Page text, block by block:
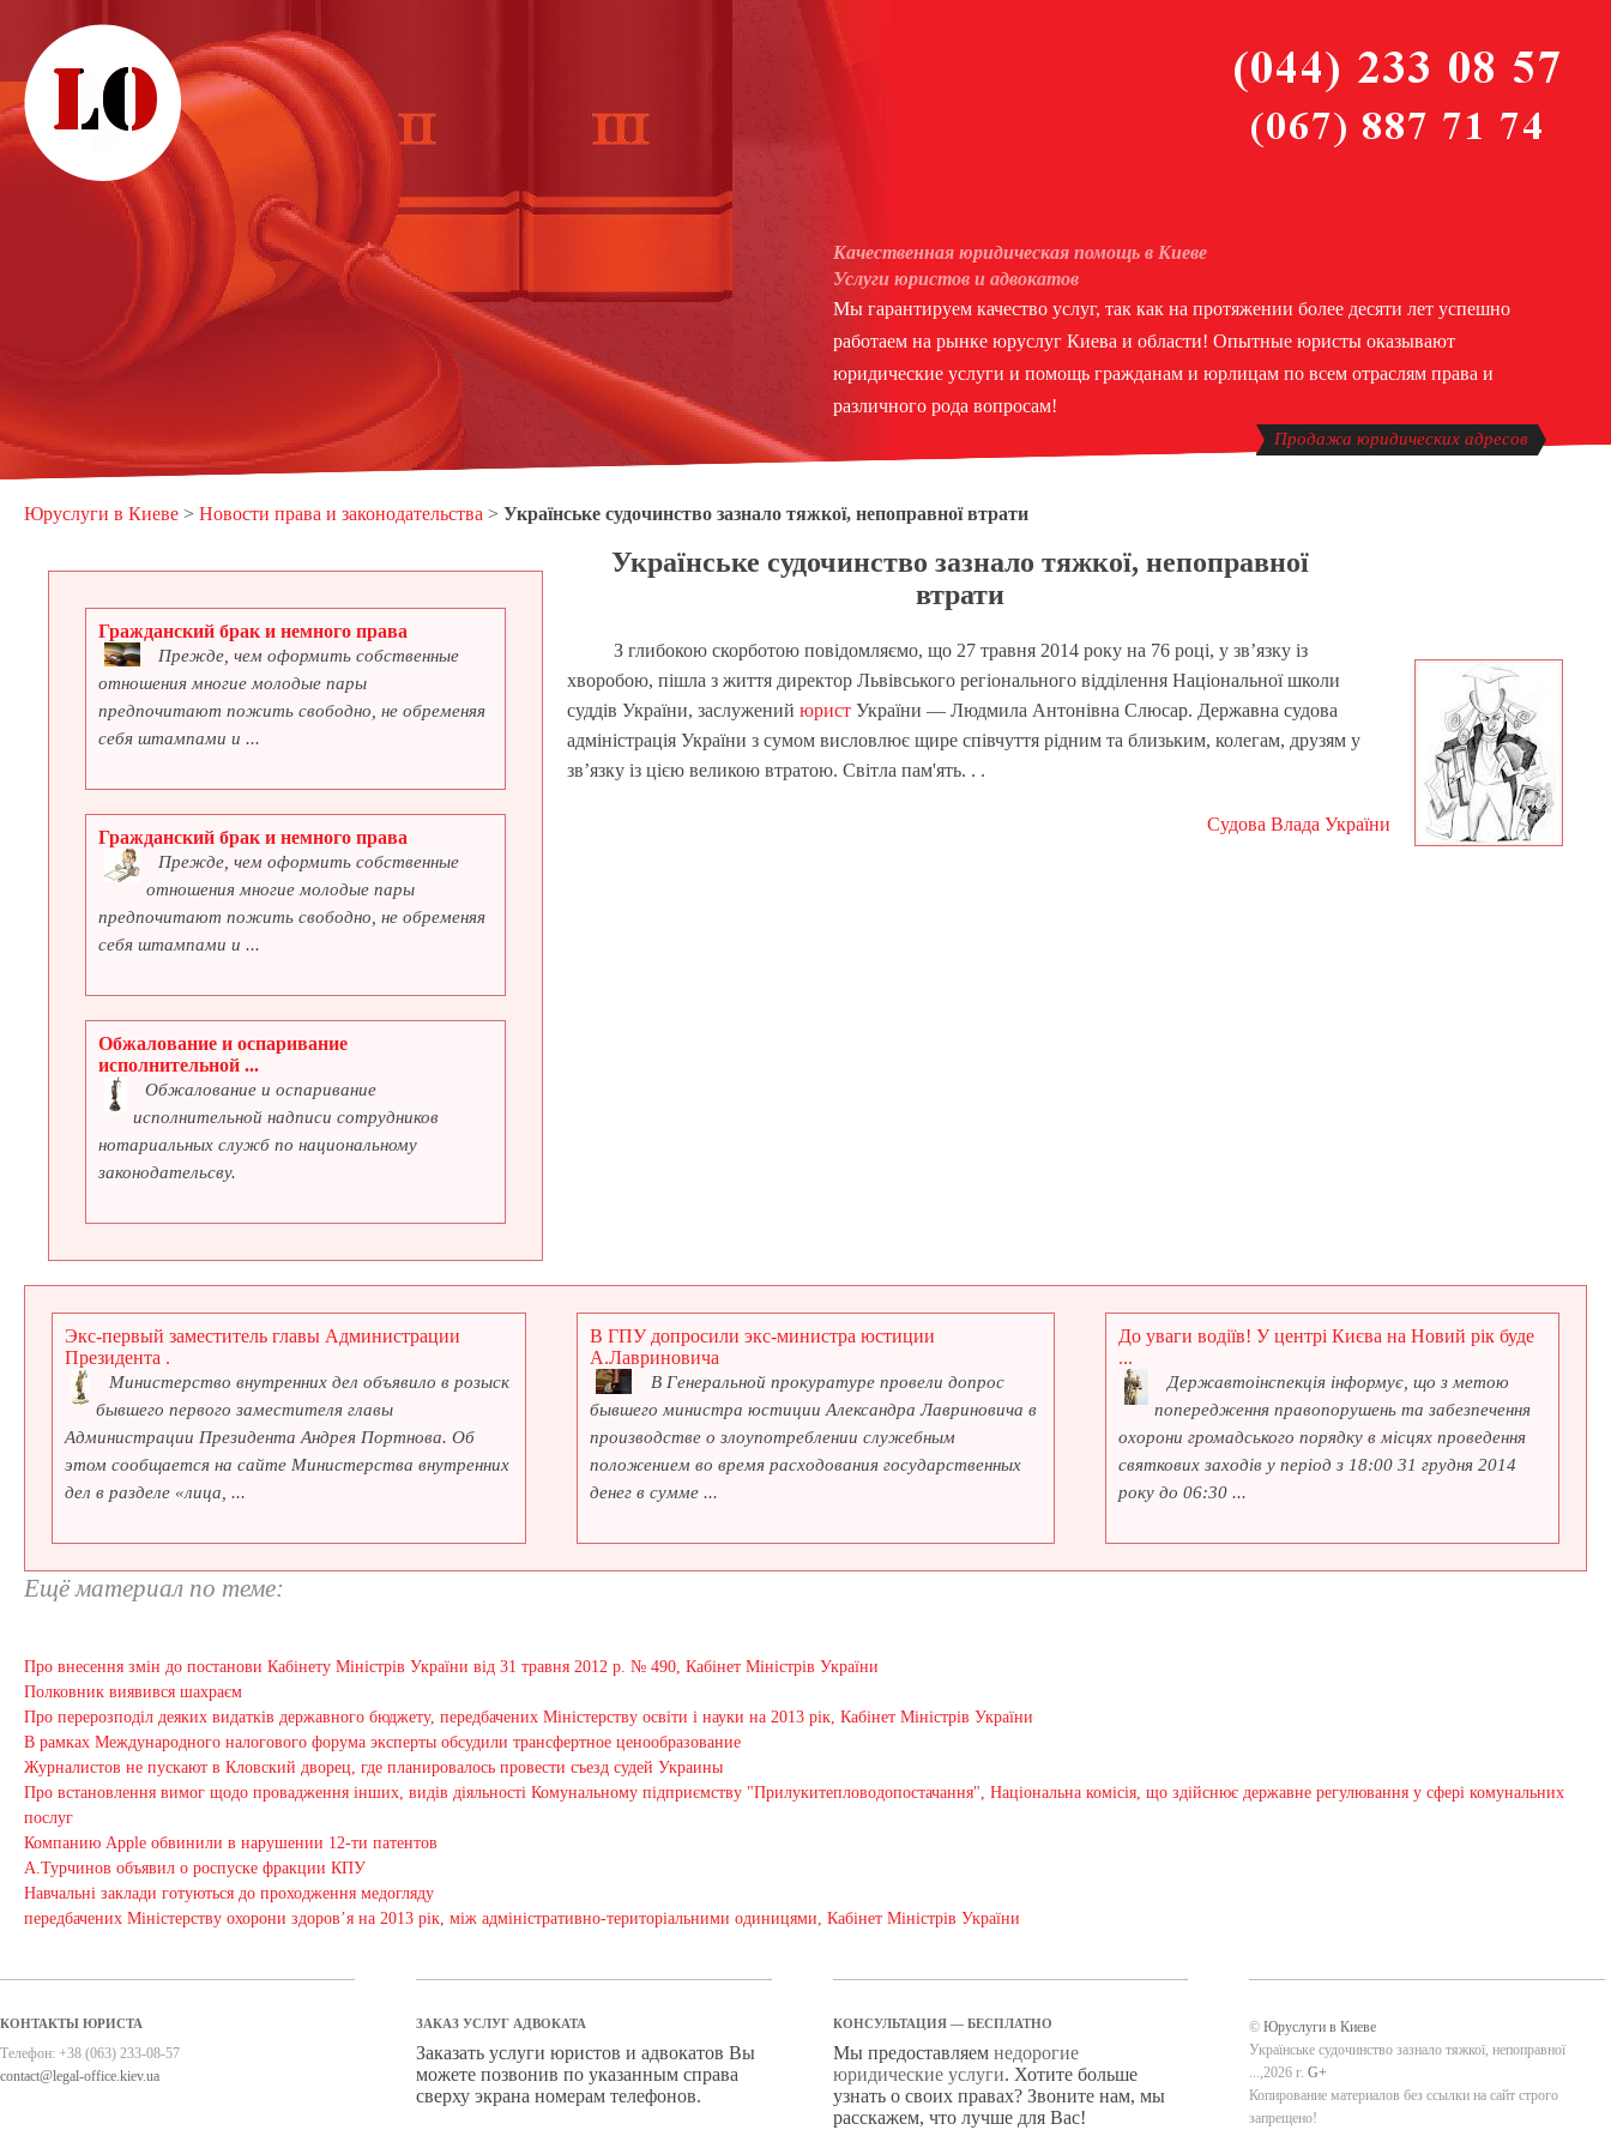
Качественная юридическая помощь в Киеве
Услуги юристов и адвокатов
Мы гарантируем качество услуг, так как на протяжении более десяти лет успешно
работаем на рынке юруслуг Киева и области! Опытные юристы оказывают
юридические услуги и помощь гражданам и юрлицам по всем отраслям права и
различного рода вопросам!
Продажа юридических адресов
Юруслуги в Киеве > Новости права и законодательства > Українське судочинство зазнало тяжкої, непоправної втрати
Гражданский брак и немного права
Прежде, чем оформить собственные
отношения многие молодые пары
предпочитают пожить свободно, не обременяя
себя штампами и ...
Гражданский брак и немного права
Прежде, чем оформить собственные
отношения многие молодые пары
предпочитают пожить свободно, не обременяя
себя штампами и ...
Обжалование и оспаривание
исполнительной ...
Обжалование и оспаривание
исполнительной надписи сотрудников
нотариальных служб по национальному
законодательсву.
Українське судочинство зазнало тяжкої, непоправної
втрати
З глибокою скорботою повідомляємо, що 27 травня 2014 року на 76 році, у зв’язку із
хворобою, пішла з життя директор Львівського регіонального відділення Національної школи
суддів України, заслуженийюрист України — Людмила Антонівна Слюсар. Державна судова
адміністрація України з сумом висловлює щире співчуття рідним та близьким, колегам, друзям у
зв’язку із цією великою втратою. Світла пам'ять. . .
Судова Влада України
Экс-первый заместитель главы Администрации
Президента .
Министерство внутренних дел объявило в розыск
бывшего первого заместителя главы
Администрации Президента Андрея Портнова. Об
этом сообщается на сайте Министерства внутренних
дел в разделе «лица, ...
В ГПУ допросили экс-министра юстиции
А.Лавриновича
В Генеральной прокуратуре провели допрос
бывшего министра юстиции Александра Лавриновича в
производстве о злоупотреблении служебным
положением во время расходования государственных
денег в сумме ...
До уваги водіїв! У центрі Києва на Новий рік буде
...
Державтоінспекція інформує, що з метою
попередження правопорушень та забезпечення
охорони громадського порядку в місцях проведення
святкових заходів у період з 18:00 31 грудня 2014
року до 06:30 ...
Ещё материал по теме:
Про внесення змін до постанови Кабінету Міністрів України від 31 травня 2012 р. № 490, Кабінет Міністрів України
Полковник виявився шахраєм
Про перерозподіл деяких видатків державного бюджету, передбачених Міністерству освіти і науки на 2013 рік, Кабінет Міністрів України
В рамках Международного налогового форума эксперты обсудили трансфертное ценообразование
Журналистов не пускают в Кловский дворец, где планировалось провести съезд судей Украины
Про встановлення вимог щодо провадження інших, видів діяльності Комунальному підприємству "Прилукитепловодопостачання", Національна комісія, що здійснює державне регулювання у сфері комунальних
послуг
Компанию Apple обвинили в нарушении 12-ти патентов
А.Турчинов объявил о роспуске фракции КПУ
Навчальні заклади готуються до проходження медогляду
передбачених Міністерству охорони здоров’я на 2013 рік, між адміністративно-територіальними одиницями, Кабінет Міністрів України
КОНТАКТЫ ЮРИСТА
Телефон: +38 (063) 233-08-57
contact@legal-office.kiev.ua
ЗАКАЗ УСЛУГ АДВОКАТА
Заказать услуги юристов и адвокатов Вы
можете позвонив по указанным справа
сверху экрана номерам телефонов.
КОНСУЛЬТАЦИЯ — БЕСПЛАТНО
Мы предоставляем недорогие
юридические услуги. Хотите больше
узнать о своих правах? Звоните нам, мы
расскажем, что лучше для Вас!
©Юруслуги в Киеве
Українське судочинство зазнало тяжкої, непоправної
...,2026 г.G+
Копирование материалов без ссылки на сайт строго
запрещено!